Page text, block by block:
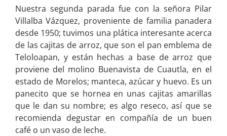
Nuestra segunda parada fue con la señora Pilar
Villalba Vázquez, proveniente de familia panadera
desde 1950; tuvimos una plática interesante acerca
de las cajitas de arroz, que son el pan emblema de
Teloloapan, y están hechas a base de arroz que
proviene del molino Buenavista de Cuautla, en el
estado de Morelos; manteca, azúcar y huevo. Es un
panecito que se hornea en unas cajitas amarillas
que le dan su nombre; es algo reseco, así que se
recomienda degustar en compañía de un buen
café o un vaso de leche.